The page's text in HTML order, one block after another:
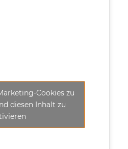
Cookies zu
diesen Inhalt zu